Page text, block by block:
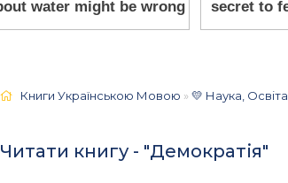
Книги Українською Мовою »💛 Наука, Освіта
Читати книгу - "Демократія"